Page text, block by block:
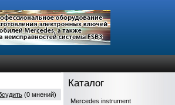
(0 мнений)
Каталог
Mercedes instrument